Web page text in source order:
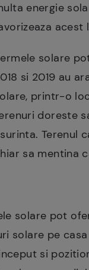
energie
acest
solare
si 2019 au
printr-o
doreste
Terenul
sa mentina
solare pot
solare pe
si